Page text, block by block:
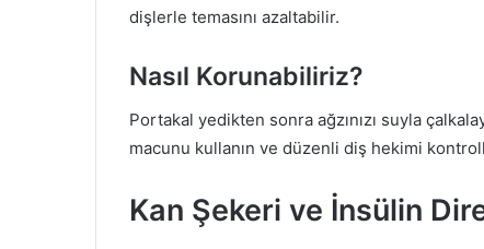
dişlerle temasını azaltabilir.
Nasıl Korunabiliriz?
Portakal yedikten sonra ağzınızı suyla
macunu kullanın ve düzenli diş hekimi
Kan Şekeri ve İnsülin